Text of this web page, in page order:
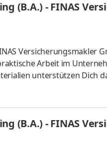
(B.A.) - FINAS
Versicherungsmakler
Arbeit im
unterstützen Dich
1992 für kompetente
Erfahrung mit einem
passgenaue Lösungen
(B.A.) - FINAS